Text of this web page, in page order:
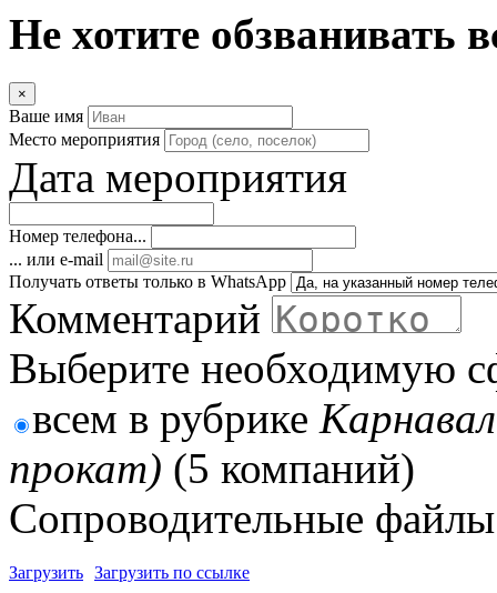
Не хотите обзванивать
×
Ваше имя
Место мероприятия
Дата мероприятия
Номер телефона...
... или e-mail
Получать ответы только в WhatsApp
Комментарий
Выберите необходимую
всем в рубрике
прокат) (5 компаний)
Сопроводительные
Загрузить Загрузить по ссылке